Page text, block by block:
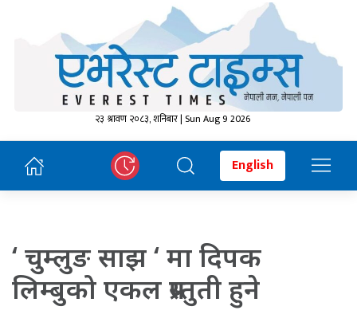
२३ श्रावण २०८३, शनिबार | Sun Aug 9 2026
English
‘ चुम्लुङ साझ ‘ मा दिपक
लिम्बुको एकल प्रस्तुती हुने